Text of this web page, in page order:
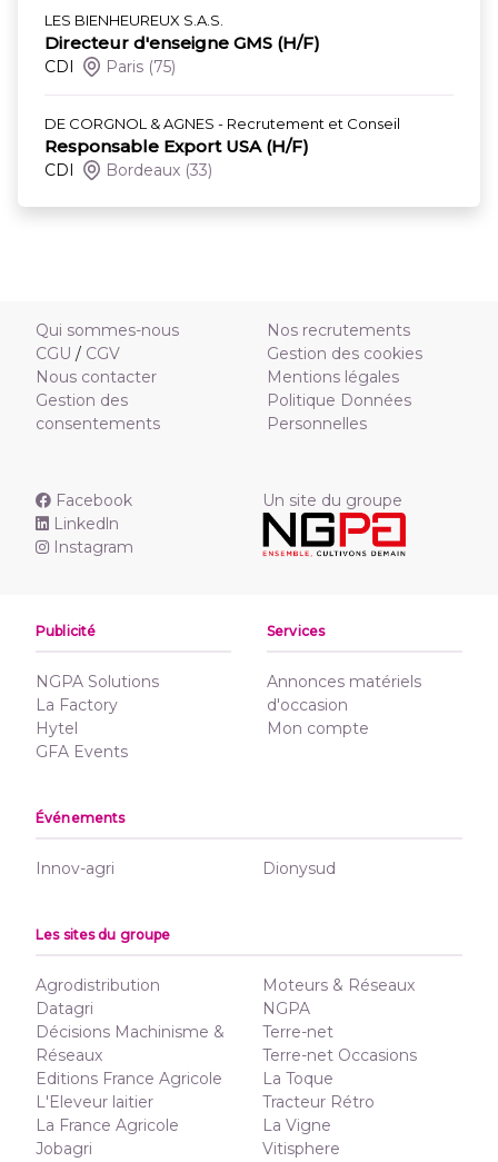
LES BIENHEUREUX S.A.S.
Directeur d'enseigne GMS (H/F)
CDI Paris (75)
DE CORGNOL & AGNES - Recrutement et Conseil
Responsable Export USA (H/F)
CDI Bordeaux (33)
Qui sommes-nous
CGU / CGV
Nous contacter
Gestion des
consentements
Nos recrutements
Gestion des cookies
Mentions légales
Politique Données
Personnelles
Facebook
Linkedln
Instagram
Un site du groupe
Publicité
NGPA Solutions
La Factory
Hytel
GFA Events
Services
Annonces matériels
d'occasion
Mon compte
Événements
Innov-agri Dionysud
Les sites du groupe
Agrodistribution
Datagri
Décisions Machinisme &
Réseaux
Editions France Agricole
L'Eleveur laitier
La France Agricole
Jobagri
Moteurs & Réseaux
NGPA
Terre-net
Terre-net Occasions
La Toque
Tracteur Rétro
La Vigne
Vitisphere